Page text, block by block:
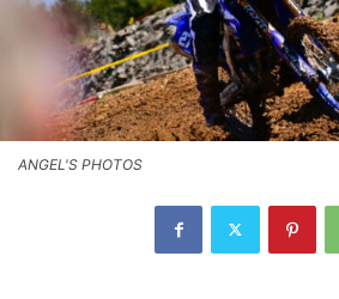
ANGEL'S PHOTOS